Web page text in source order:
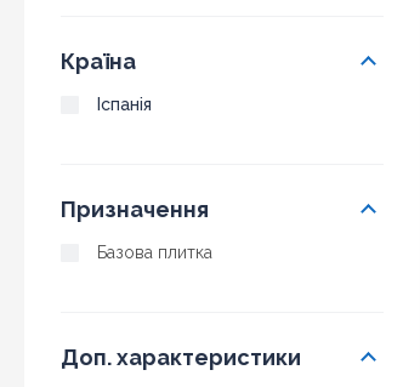
Країна
Іспанія
Призначення
Базова плитка
Доп. характеристики